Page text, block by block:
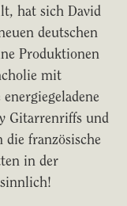
hat sich David
deutschen
Produktionen
mit
Gitarrenriffs und
französische
in der